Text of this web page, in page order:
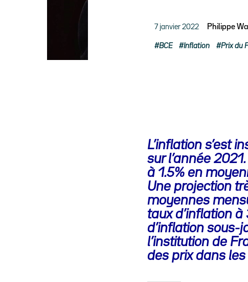
7 janvier 2022 Philippe
BCE Inflation Prix du
L’inflation s’est
sur l’année
à 1.5% en
Une projection
moyennes
taux d’inflation
d’inflation sous-
l’institution de
des prix dans